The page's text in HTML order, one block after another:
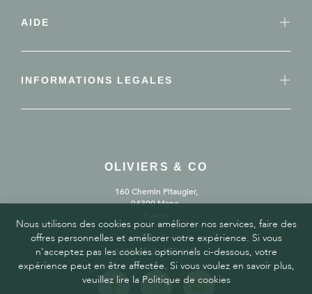
AIDE
INFORMATIONS LEGALES
OLIVIERS & CO
160 Chemin Pitaugier,
04300 Mane,
SUIVEZ-NOUS
Nous utilisons des cookies pour améliorer nos services, faire des
offres personnelles et améliorer votre expérience. Si vous
n'acceptez pas les cookies optionnels ci-dessous, votre
expérience peut en être affectée. Si vous voulez en savoir plus,
veuillez lire la Politique de cookies